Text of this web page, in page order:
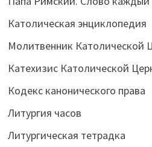
Католическая энциклопедия
Молитвенник Католической
Катехизис Католической
Кодекс канонического права
Литургия часов
Литургическая тетрадка